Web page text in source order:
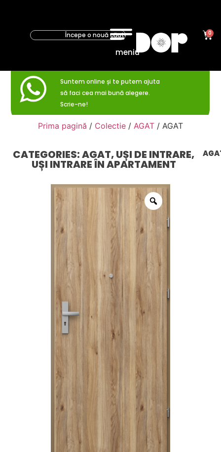
meniu
0
Suntem online și te putem ajuta
să faci cea mai bună alegere.
Scrie-ne!
Prima pagină / Colectie / AGAT / AGAT
CATEGORIES:AGAT,UȘI DE INTRARE,
UȘI INTRARE ÎN APARTAMENT